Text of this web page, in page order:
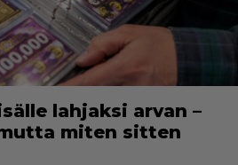
lahjaksi arvan –
miten sitten